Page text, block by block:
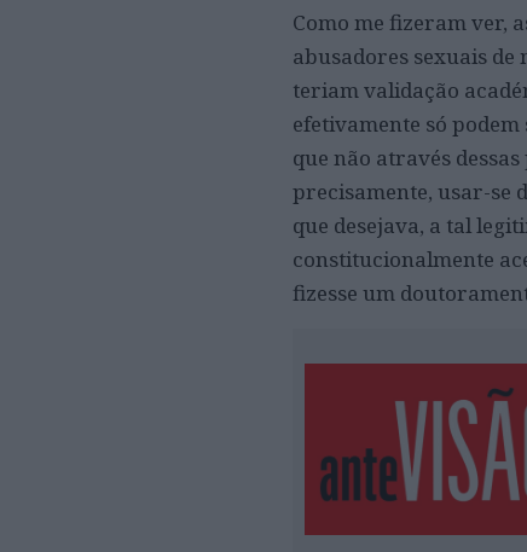
Como me fizeram ver,
abusadores sexuais
teriam validação
efetivamente só
que não através
precisamente, usar-se
que desejava, a tal
constitucionalmente
fizesse um